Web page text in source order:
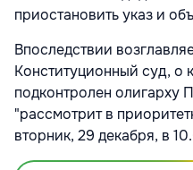
приостановить указ и
Впоследствии
Конституционный суд, о
подконтролен олигарху
"рассмотрит в
вторник, 29 декабря, в